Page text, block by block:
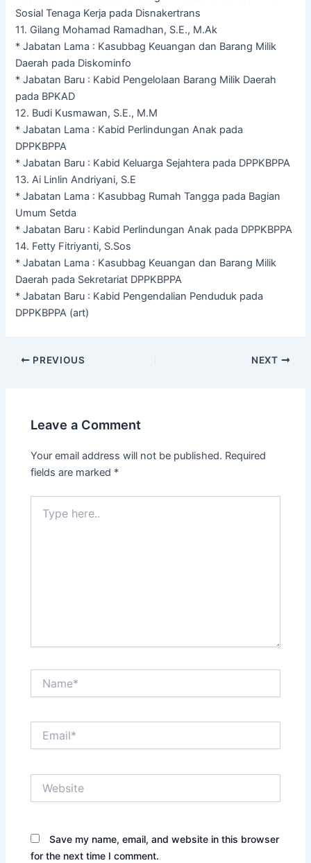
Sosial Tenaga Kerja pada Disnakertrans
11. Gilang Mohamad Ramadhan, S.E., M.Ak
* Jabatan Lama : Kasubbag Keuangan dan Barang Milik
Daerah pada Diskominfo
* Jabatan Baru : Kabid Pengelolaan Barang Milik Daerah
pada BPKAD
12. Budi Kusmawan, S.E., M.M
* Jabatan Lama : Kabid Perlindungan Anak pada
DPPKBPPA
* Jabatan Baru : Kabid Keluarga Sejahtera pada DPPKBPPA
13. Ai Linlin Andriyani, S.E
* Jabatan Lama : Kasubbag Rumah Tangga pada Bagian
Umum Setda
* Jabatan Baru : Kabid Perlindungan Anak pada DPPKBPPA
14. Fetty Fitriyanti, S.Sos
* Jabatan Lama : Kasubbag Keuangan dan Barang Milik
Daerah pada Sekretariat DPPKBPPA
* Jabatan Baru : Kabid Pengendalian Penduduk pada
DPPKBPPA (art)
PREVIOUS NEXT
Leave a Comment
Your email address will not be published. Required
fields are marked *
here..
Save my name, email, and website in this browser
for the next time I comment.